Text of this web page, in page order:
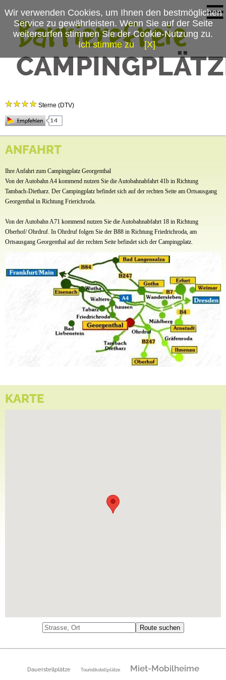
Campingplatzmenü
Anfahrt Sterne (DTV)
Campingplatz Georgenthal
Forsthaus am Steiger 2
99887 Georgenthal
Tel.:036253-469936
ANFAHRT
Ihre Anfahrt zum Campingplatz Georgenthal
Von der Autobahn A4 kommend nutzen Sie die Autobahnabfahrt 41b in Richtung
Tambach-Dietharz. Der Campingplatz befindet sich auf der rechten Seite am Ortsausgang
Georgenthal in Richtung Frierichroda.
Von der Autobahn A71 kommend nutzen Sie die Autobahnabfahrt 18 in Richtung
Oberhof/ Ohrdruf. In Ohrdruf folgen Sie der B88 in Richtung Friedrichroda, am
Ortsausgang Georgenthal auf der rechten Seite befindet sich der Campingplatz.
KARTE
Dauerstellplätze Touristikstellplätze Miet-Mobilheime
Wir verwenden Cookies, um Ihnen den bestmöglichen
Service zu gewährleisten. Wenn Sie auf der Seite
weitersurfen stimmen Sie der Cookie-Nutzung zu.
Ich stimme zu
[X]